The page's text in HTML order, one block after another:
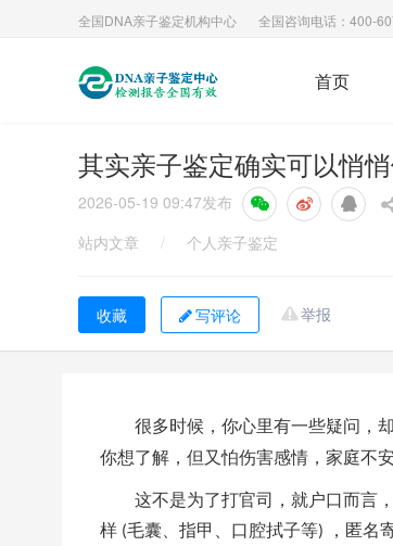
全国DNA亲子鉴定机构中心 全国咨询电话：400-
首页
其实亲子鉴定确实可以悄悄
2026-05-19 09:47发布
站内文章 / 个人亲子鉴定
举报
写评论
很多时候，你心里有一些疑问，
你想了解，但又怕伤害感情，家庭不
这不是为了打官司，就户口而言
样 (毛囊、指甲、口腔拭子等)
，匿名